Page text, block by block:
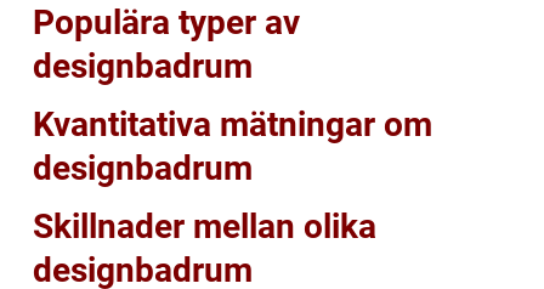
Populära typer av
designbadrum
Kvantitativa mätningar om
designbadrum
Skillnader mellan olika
designbadrum